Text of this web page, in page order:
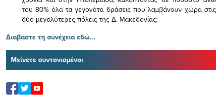
του 80% όλα τα γεγονότα δράσεις που λαμβάνουν χώρα στις
δύο μεγαλύτερες πόλεις της Δ. Μακεδονίας;
Διαβάστε τη συνέχεια εδώ...
Μείνετε συντονισμένοι